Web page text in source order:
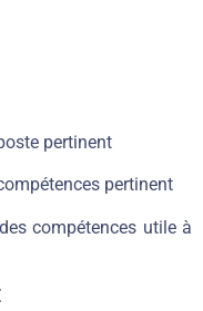
pertinent
pertinent
compétences utile à